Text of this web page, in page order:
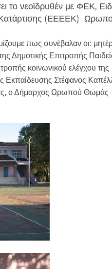
το νεοϊδρυθέν με ΦΕΚ,
(ΕΕΕΕΚ)
πως συνέβαλαν οι:
Δημοτικής Επιτροπής
κοινωνικού ελέγχου της
Εκπαίδευσης Στέφανος
ο Δήμαρχος Ωρωπού Θωμάς